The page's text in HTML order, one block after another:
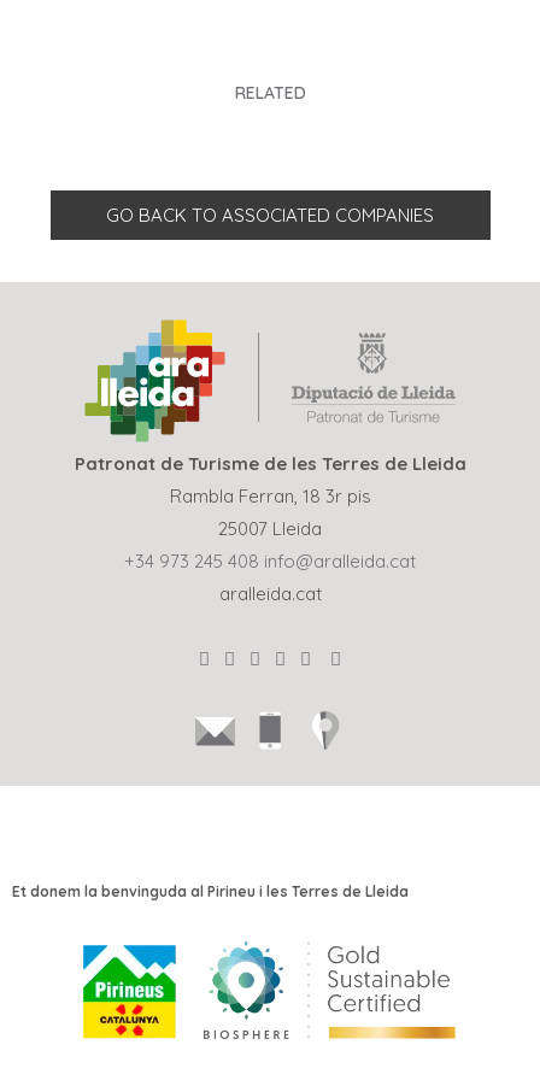
RELATED
GO BACK TO ASSOCIATED COMPANIES
Patronat de Turisme de les Terres de Lleida
Rambla Ferran, 18 3r pis
25007 Lleida
+34 973 245 408 info@aralleida.cat
aralleida.cat
Et donem la benvinguda al Pirineu i les Terres de Lleida